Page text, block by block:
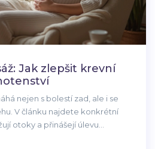
Jak zlepšit krevní
nejen s bolestí zad, ale i se
V článku najdete konkrétní
otoky a přinášejí úlevu